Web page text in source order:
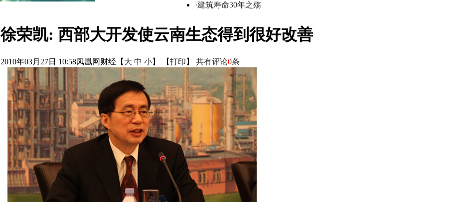
·建筑寿命30年之殇
徐荣凯: 西部大开发使云南生态得到很好改善
2010年03月27日 10:58凤凰网财经 【 大 中 小】 【打印 】 共有评论0条